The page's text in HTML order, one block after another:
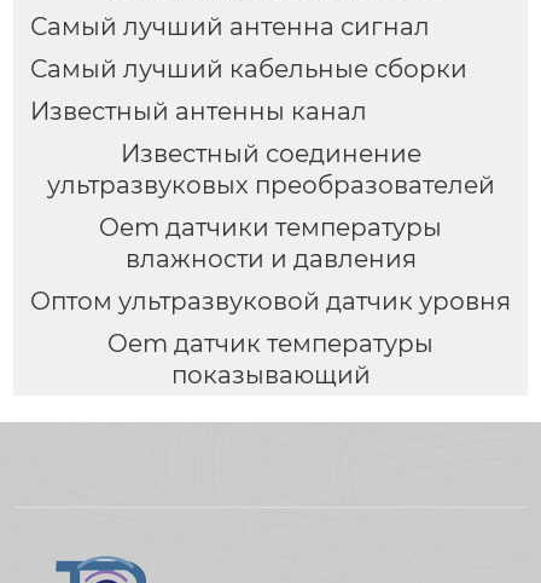
Самый лучший антенна сигнал
Самый лучший кабельные сборки
Известный антенны канал
Известный соединение
ультразвуковых преобразователей
Oem датчики температуры
влажности и давления
Оптом ультразвуковой датчик уровня
Oem датчик температуры
показывающий